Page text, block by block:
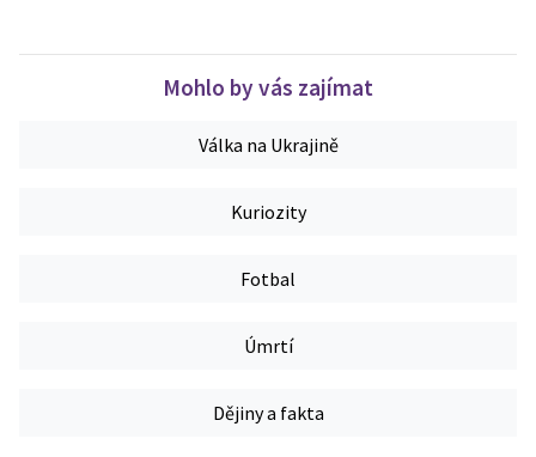
Mohlo by vás zajímat
Válka na Ukrajině
Kuriozity
Fotbal
Úmrtí
Dějiny a fakta